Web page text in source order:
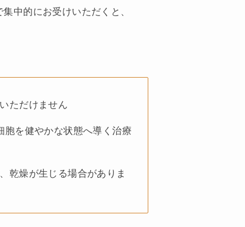
中的にお受けいただくと、
ただけません
胞を健やかな状態へ導く治療
乾燥が生じる場合がありま